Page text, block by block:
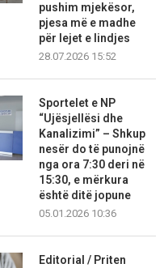
pushim mjekësor,
pjesa më e madhe
për lejet e lindjes
28.07.2026 15:52
Sportelet e NP
“Ujësjellësi dhe
Kanalizimi” – Shkup
nesër do të punojnë
nga ora 7:30 deri në
15:30, e mërkura
është ditë jopune
05.01.2026 10:36
Editorial / Priten